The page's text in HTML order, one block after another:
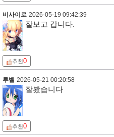
비사이로 2026-05-19 09:42:39
잘보고 갑니다.
추천0
루벨 2026-05-21 00:20:58
잘봤습니다
추천0